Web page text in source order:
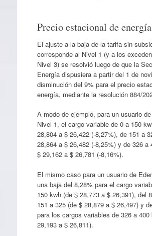
Precio estacional de energía
El ajuste a la baja de la tarifa sin
corresponde al Nivel 1 (y a los
Nivel 3) se resolvió luego de que la
Energía dispusiera a partir del 1 de
disminución del 9% para el precio
energía, mediante la resolución 884/
A modo de ejemplo, para un usuario
Nivel 1, el cargo variable de 0 a 150
28,804 a $ 26,422 (-8,27%), de 151 a
28,864 a $ 26,482 (-8,25%) y de 326 a
$ 29,162 a $ 26,781 (-8,16%).
El mismo caso para un usuario de
una baja del 8,28% para el cargo
150 kwh (de $ 28,773 a $ 26,391), del
151 a 325 (de $ 28,879 a $ 26,497) y
para los cargos variables de 326 a 400
29,193 a $ 26,811).